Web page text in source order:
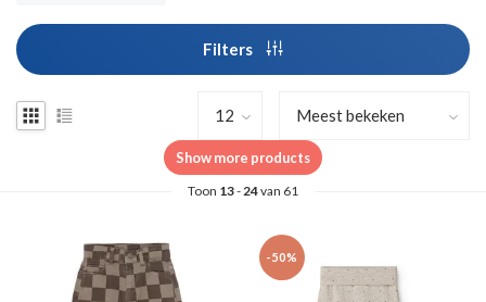
Filters
Show more products
Toon 13-24van 61
-50%